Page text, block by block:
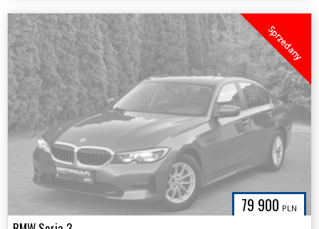
79 900 PLN
Sprzedany